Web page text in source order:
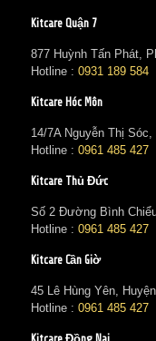
Kitcare Quận 7
877 Huỳnh Tấn Phát,
Hotline : 0931 189 584
Kitcare Hóc Môn
14/7A Nguyễn Thị
Hotline : 0961 485 427
Kitcare Thủ Đức
Số 2 Đường Bình
Hotline : 0961 485 427
Kitcare Cần Giờ
45 Lê Hùng Yên,
Hotline : 0961 485 427